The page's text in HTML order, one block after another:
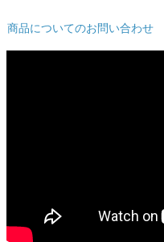
商品についてのお問い合わせ